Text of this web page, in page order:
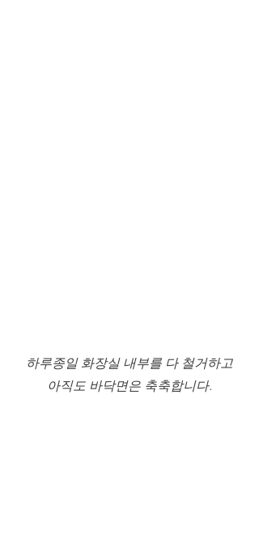
하루종일 화장실 내부를 다 철거하고
아직도 바닥면은 축축합니다.